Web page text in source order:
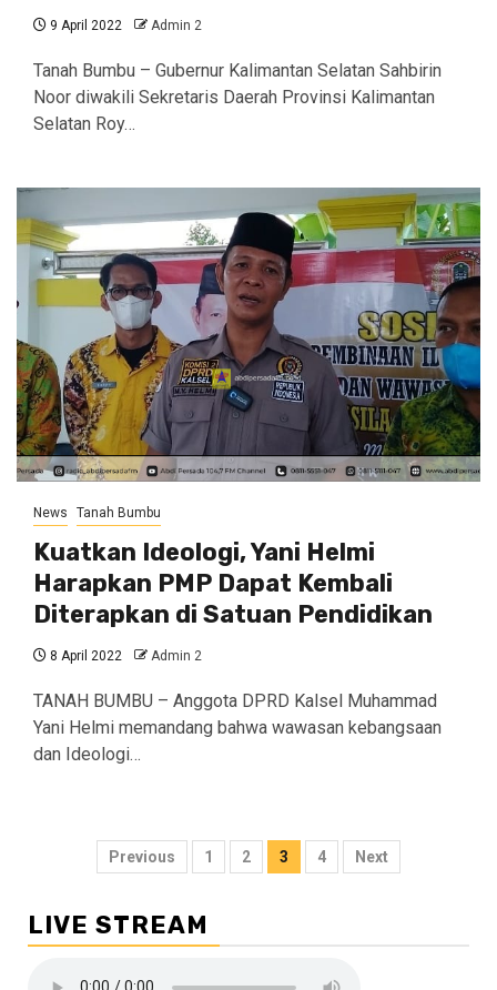
9 April 2022 Admin 2
Tanah Bumbu – Gubernur Kalimantan Selatan Sahbirin
Noor diwakili Sekretaris Daerah Provinsi Kalimantan
Selatan Roy…
News Tanah Bumbu
Kuatkan Ideologi, Yani Helmi
Harapkan PMP Dapat Kembali
Diterapkan di Satuan Pendidikan
8 April 2022 Admin 2
TANAH BUMBU – Anggota DPRD Kalsel Muhammad
Yani Helmi memandang bahwa wawasan kebangsaan
dan Ideologi…
Navigasi
Previous 1 2 3 4 Next
LIVE STREAM